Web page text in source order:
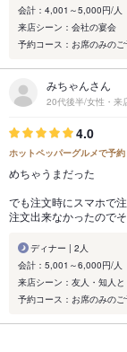
会計：4,001～5,000円/人
来店シーン：会社の宴会
予約コース：お席のみの
みちゃんさん
20代後半/女性・来
4.0
ホットペッパーグルメで予約
めちゃうまだった
でも注文時にスマホで
注文出来なかったので
ディナー | 2人
会計：5,001～6,000円/人
来店シーン：友人・知人と
予約コース：お席のみの